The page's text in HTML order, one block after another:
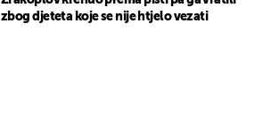
zbog djeteta koje se nije htjelo vezati